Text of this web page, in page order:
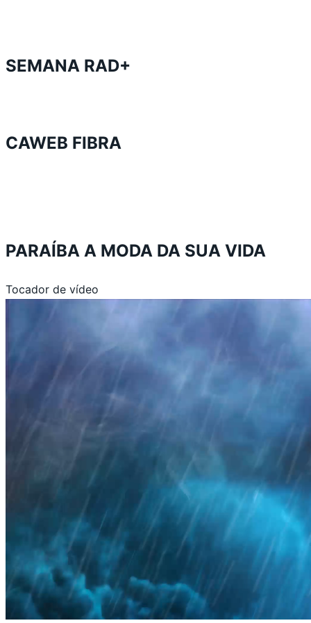
SEMANA RAD+
CAWEB FIBRA
PARAÍBA A MODA DA SUA VIDA
Tocador de vídeo